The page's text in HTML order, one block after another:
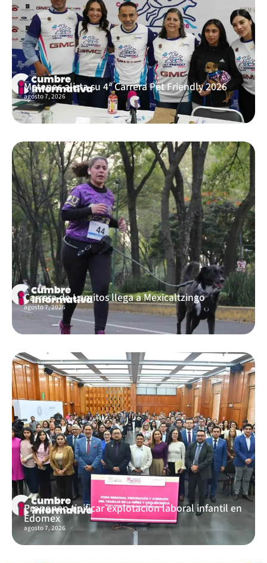
Metepec alista su 4ª Carrera Pet Friendly 2026
agosto 7, 2026
Carrera de Lomitos llega a Mexicaltzingo
agosto 7, 2026
Proponen tipificar explotación laboral infantil en
Edomex
agosto 7, 2026